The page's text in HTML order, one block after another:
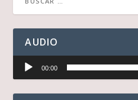
AUDIO
Reproductor
audio
00:00